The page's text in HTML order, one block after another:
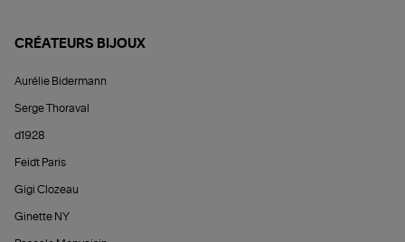
CRÉATEURS BIJOUX
Aurélie Bidermann
Serge Thoraval
d1928
Feidt Paris
Gigi Clozeau
Ginette NY